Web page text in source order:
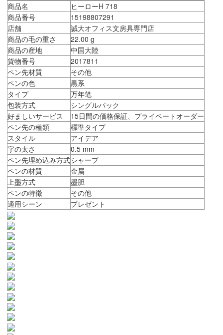
商品名
ヒーローH 718
商品番号
15198807291
店舗
誠大オフィス文房具専門店
商品の毛の重さ
22.00 g
商品の産地
中国大陸
貨物番号
2017811
ペン先材質
その他
ペンの色
黒系
タイプ
万年笔
包装方式
シングルパック
好ましいサービス
15日間の価格保証、プライベートオーダー
ペン先の種類
標準タイプ
スタイル
アイデア
字の太さ
0.5 mm
ペン先埋め込み方式シャープ
ペンの材質
金属
上墨方式
墨胆
ペンの特徴
その他
適用シーン
プレゼント